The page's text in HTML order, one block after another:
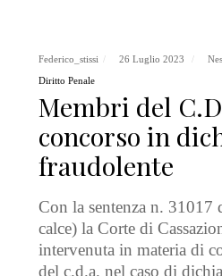
Federico_stissi 26 Luglio 2023
Diritto Penale
Membri del
concorso in
fraudolente
Con la sentenza n.
calce) la Corte di
intervenuta in materia di
del c.d.a. nel caso di